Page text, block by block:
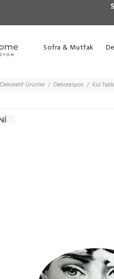
Sofra & Mutfak
Dekoratif Ürünler Dekorasyon Kül